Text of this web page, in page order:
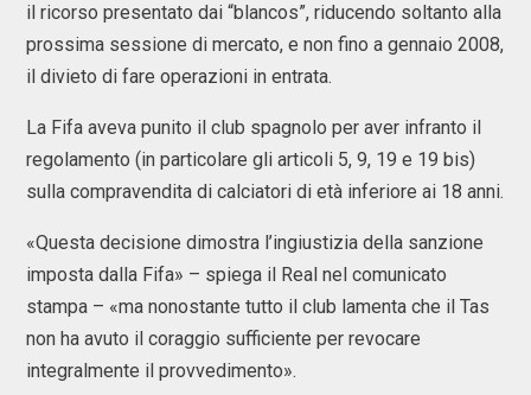
il ricorso presentato dai “blancos”, riducendo soltanto alla
prossima sessione di mercato, e non fino a gennaio 2008,
il divieto di fare operazioni in entrata.
La Fifa aveva punito il club spagnolo per aver infranto il
regolamento (in particolare gli articoli 5, 9, 19 e 19 bis)
sulla compravendita di calciatori di età inferiore ai 18 anni.
«Questa decisione dimostra l’ingiustizia della sanzione
imposta dalla Fifa» – spiega il Real nel comunicato
stampa – «ma nonostante tutto il club lamenta che il Tas
non ha avuto il coraggio sufficiente per revocare
integralmente il provvedimento».